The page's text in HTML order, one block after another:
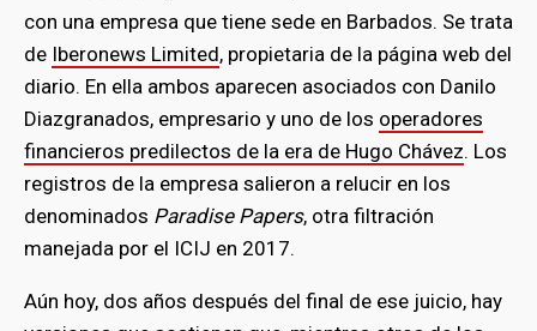
con una empresa que tiene sede en Barbados. Se trata
de Iberonews Limited, propietaria de la página web del
diario. En ella ambos aparecen asociados con Danilo
Diazgranados, empresario y uno de los operadores
financieros predilectos de la era de Hugo Chávez. Los
registros de la empresa salieron a relucir en los
denominados Paradise Papers, otra filtración
manejada por el ICIJ en 2017.
Aún hoy, dos años después del final de ese juicio, hay